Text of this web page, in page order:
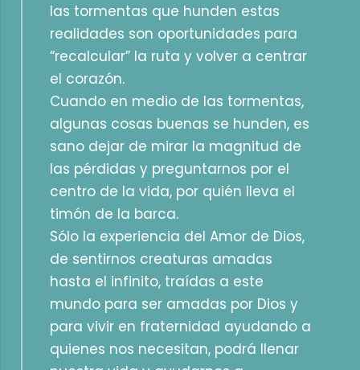
las tormentas que hunden estas
realidades son oportunidades para
“recalcular” la ruta y volver a centrar
el corazón.
Cuando en medio de las tormentas,
algunas cosas buenas se hunden, es
sano dejar de mirar la magnitud de
las pérdidas y preguntarnos por el
centro de la vida, por quién lleva el
timón de la barca.
Sólo la experiencia del Amor de Dios,
de sentirnos creaturas amadas
hasta el infinito, traídas a este
mundo para ser amadas por Dios y
para vivir en fraternidad ayudando a
quienes nos necesitan, podrá llenar